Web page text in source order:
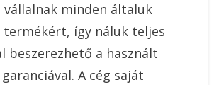
minden általuk
így náluk teljes
beszerezhető a használt
A cég saját